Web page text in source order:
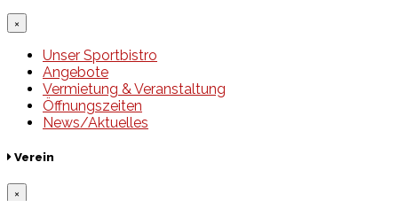
×
Unser Sportbistro
Angebote
Vermietung & Veranstaltung
Öffnungszeiten
News/Aktuelles
Verein
×